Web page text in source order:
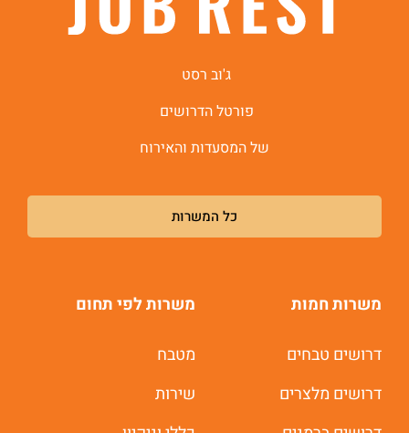
ג'וב רסט
פורטל הדרושים
של המסעדות והאירוח
כל המשרות
משרות חמות
דרושים טבחים
דרושים מלצרים
משרות לפי תחום
מטבח
שירות